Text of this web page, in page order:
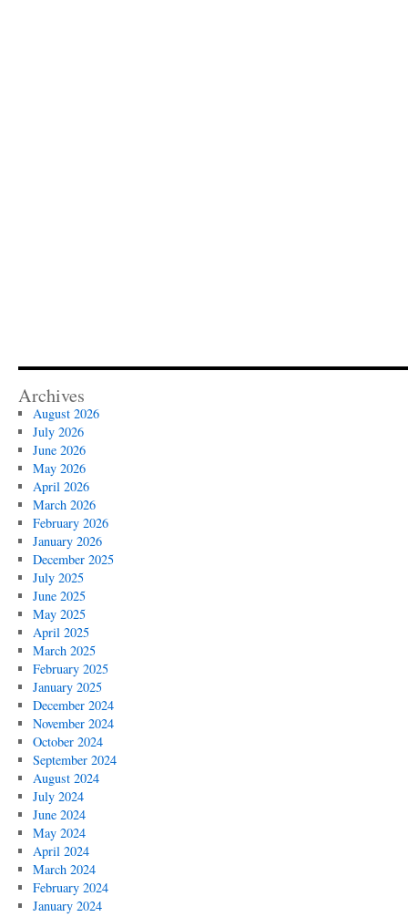
Archives
August 2026
July 2026
June 2026
May 2026
April 2026
March 2026
February 2026
January 2026
December 2025
July 2025
June 2025
May 2025
April 2025
March 2025
February 2025
January 2025
December 2024
November 2024
October 2024
September 2024
August 2024
July 2024
June 2024
May 2024
April 2024
March 2024
February 2024
January 2024